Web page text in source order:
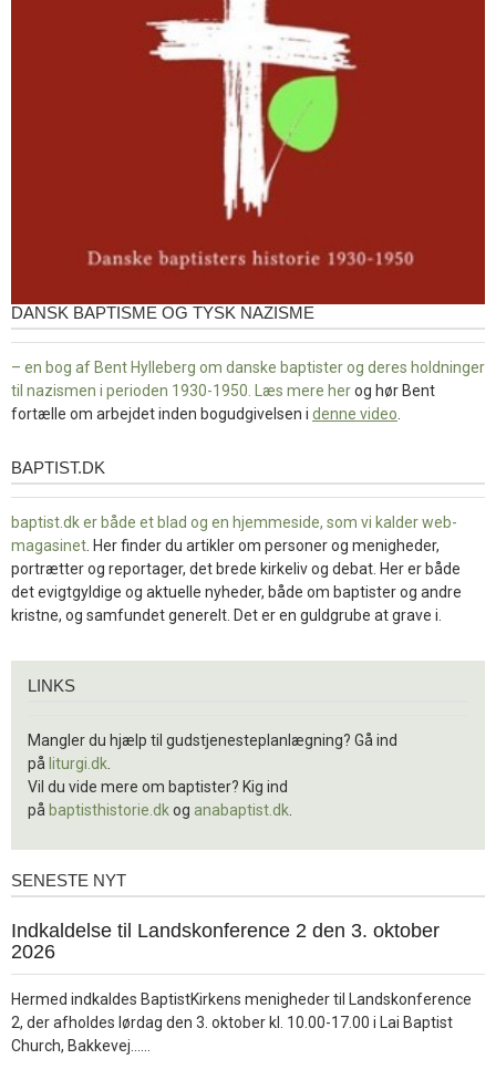
DANSK BAPTISME OG TYSK NAZISME
– en bog af Bent Hylleberg om danske baptister og deres holdninger
til nazismen i perioden 1930-1950. Læs mere herog hør Bent
fortælle om arbejdet inden bogudgivelsen i denne video
baptist.dk
BAPTIST.DK
baptist.dk er både et blad og en hjemmeside, som vi kalder web-
magasinet . Her finder du artikler om personer og menigheder,
portrætter og reportager, det brede kirkeliv og debat. Her er både
det evigtgyldige og aktuelle nyheder, både om baptister og andre
kristne, og samfundet generelt. Det er en guldgrube at grave i.
LINKS
Mangler du hjælp til gudstjenesteplanlægning? Gå ind
på liturgi.dk
Vil du vide mere om baptister? Kig ind
på baptisthistorie.dkog anabaptist.dk
Seneste
SENESTE NYT
1.
jul.
Indkaldelse til Landskonference 2 den 3. oktober
2026
Hermed indkaldes BaptistKirkens menigheder til Landskonference
2, der afholdes lørdag den 3. oktober kl. 10.00-17.00 i Lai Baptist
Church, Bakkevej……